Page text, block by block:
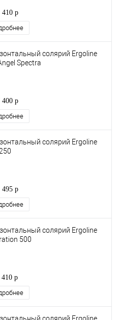
410 р
солярий Ergoline
Spectra
400 р
солярий Ergoline
495 р
солярий Ergoline
500
410 р